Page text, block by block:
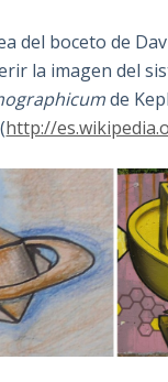
del boceto de
la imagen del
de
http://